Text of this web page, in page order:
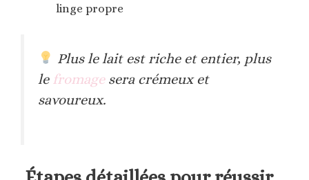
linge propre
Plus le lait est riche et entier, plus
le fromagesera crémeux et
savoureux.